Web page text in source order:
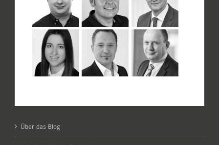
Über das Blog